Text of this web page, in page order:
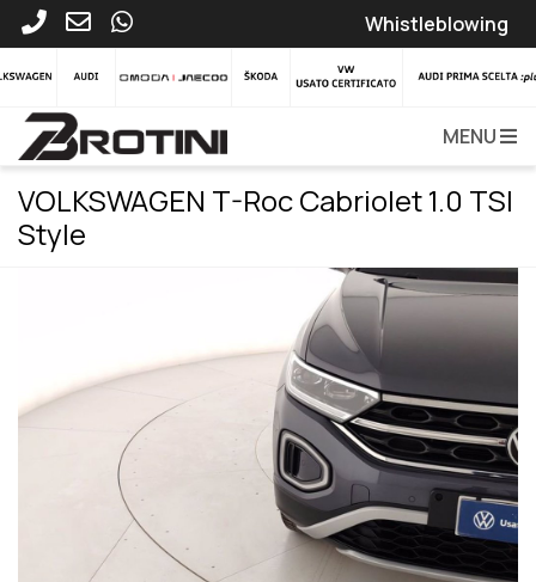
Whistleblowing
MENU
VOLKSWAGEN T-Roc Cabriolet 1.0 TSI
Style